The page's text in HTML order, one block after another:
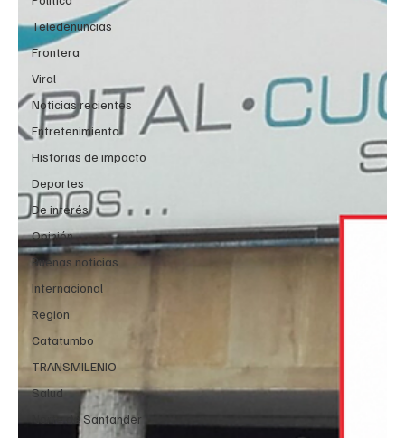
Teledenuncias
Frontera
Viral
Noticias recientes
Entretenimiento
Historias de impacto
Deportes
De interés
Opinión
Buenas noticias
Internacional
Region
Catatumbo
TRANSMILENIO
Salud
Norte de Santander